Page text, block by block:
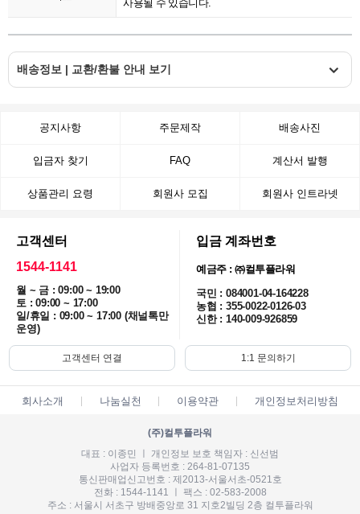
사용될 수 있습니다.
배송정보 | 교환/환불 안내 보기
공지사항 주문제작 배송사진
입금자 찾기 FAQ 계산서 발행
상품관리 요령 회원사 모집 회원사 인트라넷
고객센터
1544-1141
월 ~ 금 : 09:00 ~ 19:00
토 : 09:00 ~ 17:00
일/휴일 : 09:00 ~ 17:00 (채널톡만
운영)
입금 계좌번호
예금주 : ㈜컬투플라워
국민 : 084001-04-164228
농협 : 355-0022-0126-03
신한 : 140-009-926859
고객센터 연결 1:1 문의하기
회사소개 나눔실천 이용약관 개인정보처리방침
(주)컬투플라워
대표 : 이종민 ㅣ 개인정보 보호 책임자 : 신선범
사업자 등록번호 : 264-81-07135
통신판매업신고번호 : 제2013-서울서초-0521호
전화 : 1544-1141 ㅣ 팩스 : 02-583-2008
주소 : 서울시 서초구 방배중앙로 31 지호2빌딩 2층 컬투플라워